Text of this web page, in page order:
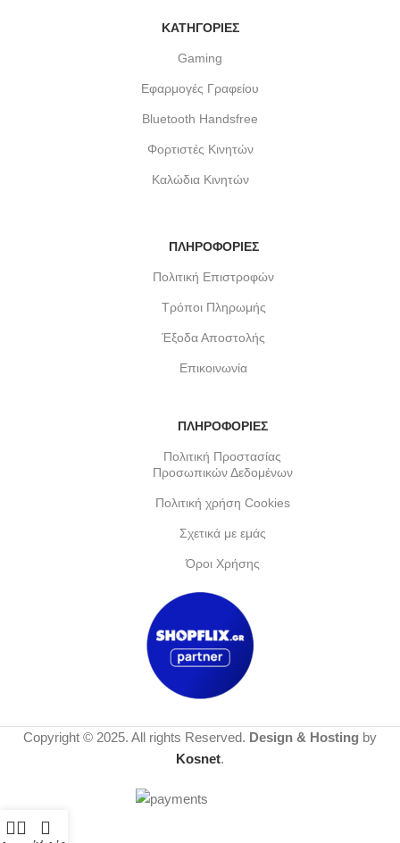
ΚΑΤΗΓΟΡΙΕΣ
Gaming
Εφαρμογές Γραφείου
Bluetooth Handsfree
Φορτιστές Κινητών
Καλώδια Κινητών
ΠΛΗΡΟΦΟΡΙΕΣ
Πολιτική Επιστροφών
Τρόποι Πληρωμής
Έξοδα Αποστολής
Επικοινωνία
ΠΛΗΡΟΦΟΡΙΕΣ
Πολιτική Προστασίας
Προσωπικών Δεδομένων
Πολιτική χρήση Cookies
Σχετικά με εμάς
Όροι Χρήσης
Copyright © 2025. All rights Reserved. Design & Hosting by
Kosnet.